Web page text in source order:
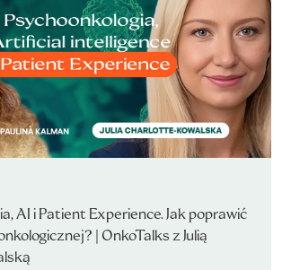
AI i Patient Experience. Jak poprawić
| OnkoTalks z Julią